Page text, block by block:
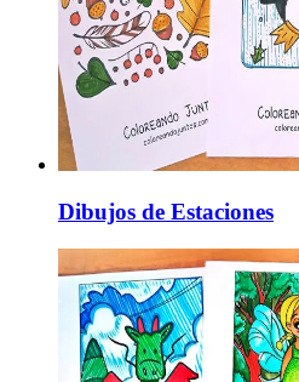
Dibujos de Estaciones